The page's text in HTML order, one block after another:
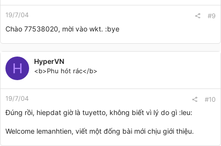
19/7/04 #9
Chào 77538020, mời vào wkt. :bye
H HyperVN
<b>Phu hót rác</b>
19/7/04 #10
Đúng rồi, hiepdat giờ là tuyetto, không biết vì lý do gì :leu:
Welcome lemanhtien, viết một đống bài mới chịu giới thiệu.